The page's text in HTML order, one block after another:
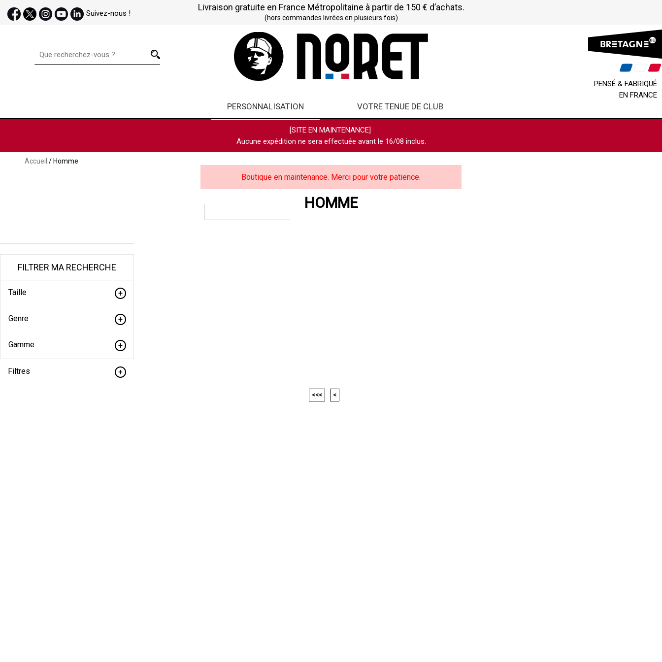
Suivez-nous !
Livraison gratuite en France Métropolitaine à partir de 150 € d’achats.
(hors commandes livrées en plusieurs fois)
PENSÉ & FABRIQUÉ
EN FRANCE
PERSONNALISATION VOTRE TENUE DE CLUB
[SITE EN MAINTENANCE]
Aucune expédition ne sera effectuée avant le 16/08 inclus.
Accueil / Homme
Boutique en maintenance. Merci pour votre patience.
HOMME
FILTRER MA RECHERCHE
Taille
Genre
Gamme
Filtres
<<< <